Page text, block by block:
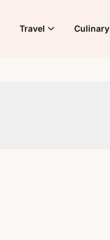
Travel Culinary